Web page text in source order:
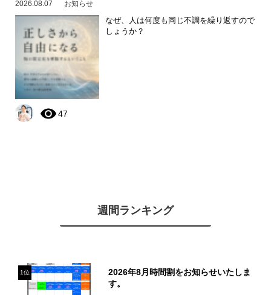
2026.08.07 お知らせ
なぜ、人は何度も同じ不調を繰り返すので
しょうか？
47
週間ランキング
1位
2026年8月時間割をお知らせいたしま
す。